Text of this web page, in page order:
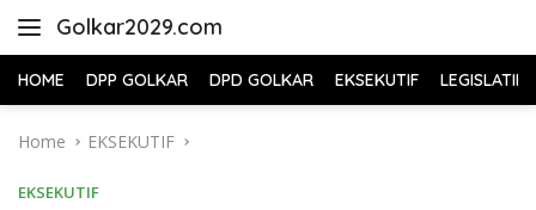
Golkar2029.com
HOME DPP GOLKAR DPD GOLKAR EKSEKUTIF LEGISLATIF
Home EKSEKUTIF
EKSEKUTIF